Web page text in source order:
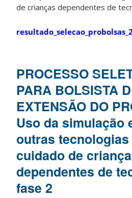
de crianças dependentes de
PROCESSO
PARA BOLSISTA
EXTENSÃO DO
Uso da simulação
outras
cuidado de
dependentes de
fase 2